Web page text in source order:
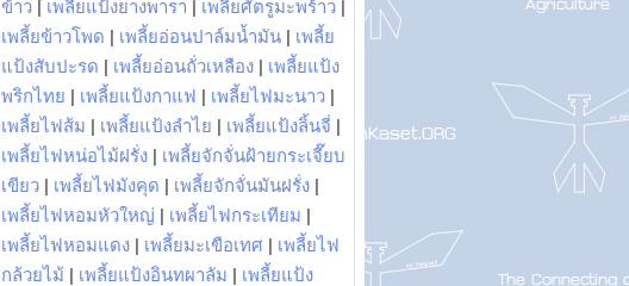
ข้าว | เพลี้ยแป้งยางพารา | เพลี้ยศัตรูมะพร้าว |
เพลี้ยข้าวโพด | เพลี้ยอ่อนปาล์มน้ำมัน | เพลี้ย
แป้งสับปะรด | เพลี้ยอ่อนถั่วเหลือง | เพลี้ยแป้ง
พริกไทย | เพลี้ยแป้งกาแฟ | เพลี้ยไฟมะนาว |
เพลี้ยไฟส้ม | เพลี้ยแป้งลำไย | เพลี้ยแป้งลิ้นจี่ |
เพลี้ยไฟหน่อไม้ฝรั่ง | เพลี้ยจักจั่นฝ้ายกระเจี๊ยบ
เขียว | เพลี้ยไฟมังคุด | เพลี้ยจักจั่นมันฝรั่ง |
เพลี้ยไฟหอมหัวใหญ่ | เพลี้ยไฟกระเทียม |
เพลี้ยไฟหอมแดง | เพลี้ยมะเขือเทศ | เพลี้ยไฟ
กล้วยไม้ | เพลี้ยแป้งอินทผาลัม | เพลี้ยแป้ง